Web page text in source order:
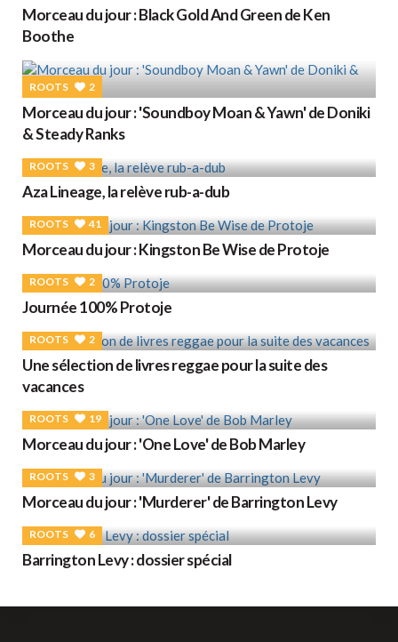
Morceau du jour : Black Gold And Green de Ken
Boothe
ROOTS 2
Morceau du jour : 'Soundboy Moan & Yawn' de Doniki
& Steady Ranks
ROOTS 3
Aza Lineage, la relève rub-a-dub
ROOTS 41
Morceau du jour : Kingston Be Wise de Protoje
ROOTS 2
Journée 100% Protoje
ROOTS 2
Une sélection de livres reggae pour la suite des
vacances
ROOTS 19
Morceau du jour : 'One Love' de Bob Marley
ROOTS 3
Morceau du jour : 'Murderer' de Barrington Levy
ROOTS 6
Barrington Levy : dossier spécial